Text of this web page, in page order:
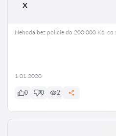
x
Nehoda bez policie do 200 000 Kč: co
1.01.2020
0 0 2